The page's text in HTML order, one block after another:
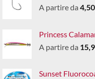
A partire da 4,50
Princess
A partire da
Sunset